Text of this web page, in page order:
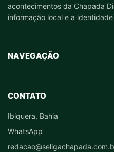
acontecimentos da Chapada
informação local e a
NAVEGAÇÃO
CONTATO
Ibiquera, Bahia
WhatsApp